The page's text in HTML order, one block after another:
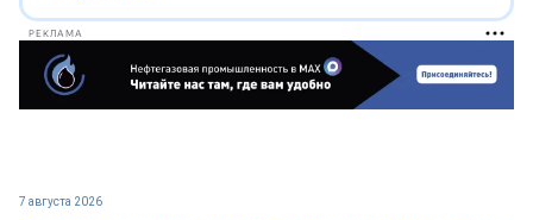
РЕКЛАМА
7 августа 2026